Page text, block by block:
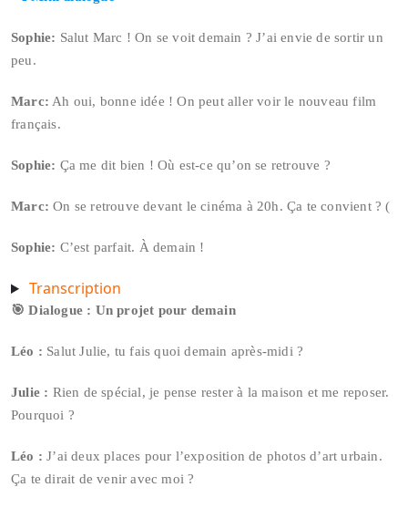
Sophie: Salut Marc ! On se voit demain ? J’ai envie de sortir un
peu.
Marc: Ah oui, bonne idée ! On peut aller voir le nouveau film
français.
Sophie: Ça me dit bien ! Où est-ce qu’on se retrouve ?
Marc: On se retrouve devant le cinéma à 20h. Ça te convient ? (
Sophie: C’est parfait. À demain !
Transcription
🎯 Dialogue : Un projet pour demain
Léo : Salut Julie, tu fais quoi demain après-midi ?
Julie : Rien de spécial, je pense rester à la maison et me reposer.
Pourquoi ?
Léo : J’ai deux places pour l’exposition de photos d’art urbain.
Ça te dirait de venir avec moi ?